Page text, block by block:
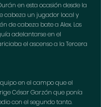
en esta ocasión desde la
cabeza un jugador local y
de cabeza bate a Alex. Los
adelantarse en el
el ascenso a la Tercera
en el campo que el
César Garzón que ponía
con el segundo tanto.